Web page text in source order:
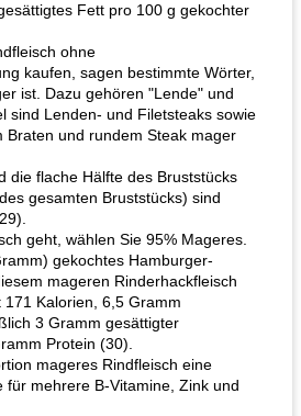
Fett pro 100 g gekochter
ohne
kaufen, sagen bestimmte Wörter,
ist. Dazu gehören "Lende" und
sind Lenden- und Filetsteaks sowie
Braten und rundem Steak mager
die flache Hälfte des Bruststücks
gesamten Bruststücks) sind
geht, wählen Sie 95% Mageres.
gekochtes Hamburger-
mageren Rinderhackfleisch
Kalorien, 6,5 Gramm
3 Gramm gesättigter
Protein (30).
mageres Rindfleisch eine
für mehrere B-Vitamine, Zink und